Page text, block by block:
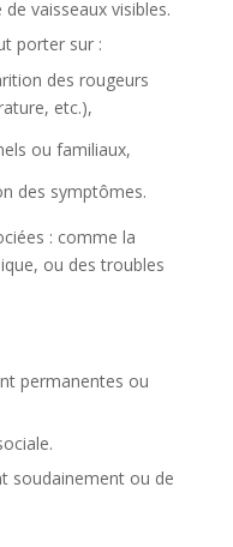
vaisseaux visibles.
porter sur :
des rougeurs
etc.),
ou familiaux,
des symptômes.
: comme la
ou des troubles
permanentes ou
soudainement ou de